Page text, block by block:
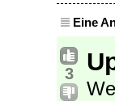
Eine
3